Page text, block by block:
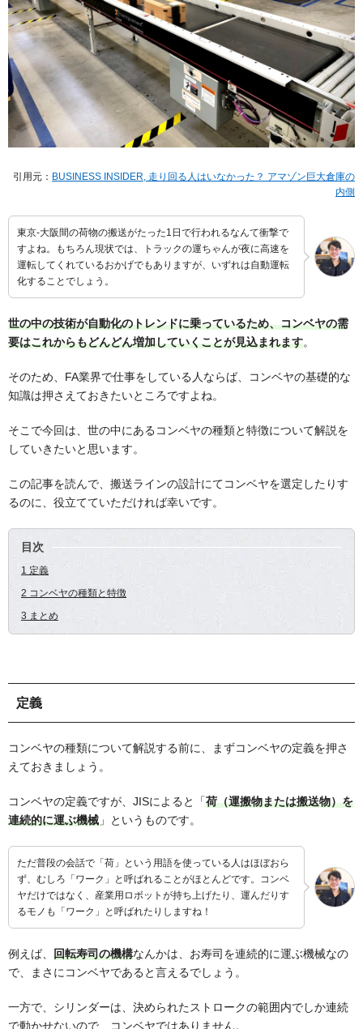
引用元： BUSINESS INSIDER, 走り回る人はいなかった？ アマゾン巨大倉庫の
内側
東京-大阪間の荷物の搬送がたった1日で行われるなんて衝撃で
すよね。もちろん現状では、トラックの運ちゃんが夜に高速を
運転してくれているおかげでもありますが、いずれは自動運転
化することでしょう。
世の中の技術が自動化のトレンドに乗っているため、コンベヤの需
要はこれからもどんどん増加していくことが見込まれます。
そのため、FA業界で仕事をしている人ならば、コンベヤの基礎的な
知識は押さえておきたいところですよね。
そこで今回は、世の中にあるコンベヤの種類と特徴について解説を
していきたいと思います。
この記事を読んで、搬送ラインの設計にてコンベヤを選定したりす
るのに、役立てていただければ幸いです。
目次
1 定義
2 コンベヤの種類と特徴
3 まとめ
定義
コンベヤの種類について解説する前に、まずコンベヤの定義を押さ
えておきましょう。
コンベヤの定義ですが、JISによると「荷（運搬物または搬送物）を
連続的に運ぶ機械 」というものです。
ただ普段の会話で「荷」という用語を使っている人はほぼおら
ず、むしろ「ワーク」と呼ばれることがほとんどです。コンベ
ヤだけではなく、産業用ロボットが持ち上げたり、運んだりす
るモノも「ワーク」と呼ばれたりしますね！
例えば、 回転寿司の機構なんかは、お寿司を連続的に運ぶ機械なの
で、まさにコンベヤであると言えるでしょう。
一方で、シリンダーは、決められたストロークの範囲内でしか連続
で動かせないので、コンベヤではありません。